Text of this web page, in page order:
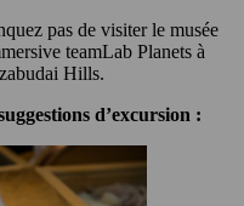
pas de visiter le musée
teamLab Planets à
Hills.
d’excursion :